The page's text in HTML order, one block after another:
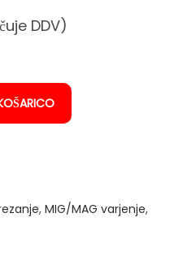
g
i
o
e DDV)
, MIG/MAG varjenje,